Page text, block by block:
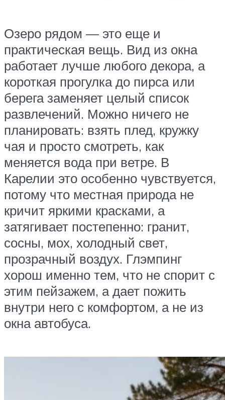
Озеро рядом — это еще и
практическая вещь. Вид из окна
работает лучше любого декора, а
короткая прогулка до пирса или
берега заменяет целый список
развлечений. Можно ничего не
планировать: взять плед, кружку
чая и просто смотреть, как
меняется вода при ветре. В
Карелии это особенно чувствуется,
потому что местная природа не
кричит яркими красками, а
затягивает постепенно: гранит,
сосны, мох, холодный свет,
прозрачный воздух. Глэмпинг
хорош именно тем, что не спорит с
этим пейзажем, а дает пожить
внутри него с комфортом, а не из
окна автобуса.